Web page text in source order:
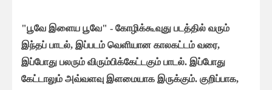
"பூவே இளைய பூவே" - கோழிக்கூவுது படத்தில் வரும்
இந்தப் பாடல், இப்படம் வெளியான காலகட்டம் வரை,
இப்போது பலரும் விரும்பிக்கேட்டகும் பாடல். இப்போது
கேட்டாலும் அவ்வளவு இளமையாக இருக்கும். குறிப்பாக,